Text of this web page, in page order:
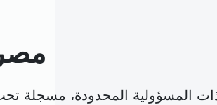
المحدودة، مسجلة